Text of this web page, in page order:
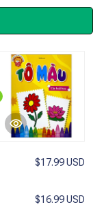
$17.99 USD
$16.99 USD